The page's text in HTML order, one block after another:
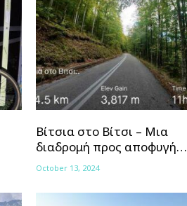
Βίτσια στο Βίτσι – Μια
διαδρομή προς αποφυγή…
October 13, 2024